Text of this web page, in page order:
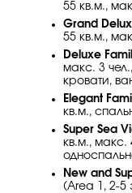
55 кв.м.,
Grand
55 кв.м.,
Deluxe
макс. 3
кровати,
Elegant
кв.м.,
Super Sea
кв.м., макс.
New and
(Area 1, 2-5